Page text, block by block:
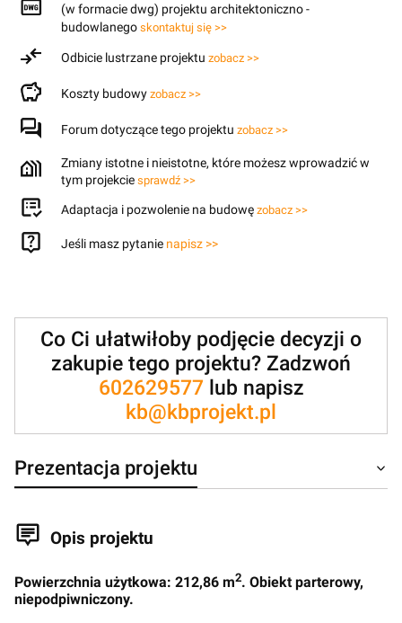
(w formacie dwg) projektu architektoniczno -
budowlanego skontaktuj się >>
Odbicie lustrzane projektu zobacz >>
Koszty budowy zobacz >>
Forum dotyczące tego projektu zobacz >>
Zmiany istotne i nieistotne, które możesz wprowadzić w
tym projekcie sprawdź >>
Adaptacja i pozwolenie na budowę zobacz >>
Jeśli masz pytanie napisz >>
Co Ci ułatwiłoby podjęcie decyzji o
zakupie tego projektu? Zadzwoń
602629577lub napisz
kb@kbprojekt.pl
Prezentacja projektu
Opis projektu
Powierzchnia użytkowa: 212,86 m2. Obiekt parterowy,
niepodpiwniczony.